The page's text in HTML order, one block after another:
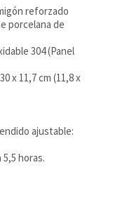
reforzado
porcelana de
304 (Panel
x 11,7 cm (11,8 x
ajustable:
horas.